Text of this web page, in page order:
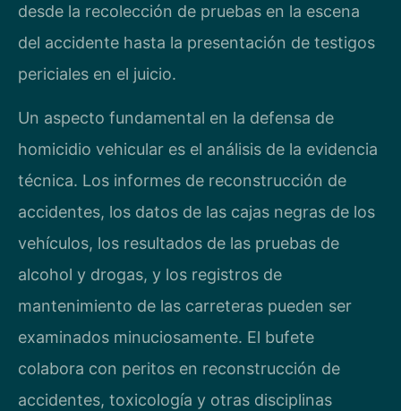
desde la recolección de pruebas en la escena
del accidente hasta la presentación de testigos
periciales en el juicio.
Un aspecto fundamental en la defensa de
homicidio vehicular es el análisis de la evidencia
técnica. Los informes de reconstrucción de
accidentes, los datos de las cajas negras de los
vehículos, los resultados de las pruebas de
alcohol y drogas, y los registros de
mantenimiento de las carreteras pueden ser
examinados minuciosamente. El bufete
colabora con peritos en reconstrucción de
accidentes, toxicología y otras disciplinas